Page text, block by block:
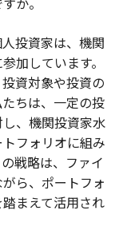
投資家は、機関
加しています。
資対象や投資の
ちは、一定の投
、機関投資家水
フォリオに組み
戦略は、ファイ
ら、ポートフォ
まえて活用され